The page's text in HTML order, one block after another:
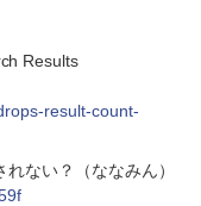
Results
result-count-
ない？（ななみん）